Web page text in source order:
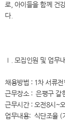
로, 아이들을 함께 건
다.
Ⅰ. 모집인원 및 업무
채용방법 : 1차 서류
근무장소 : 은평구 갈
근무시간 : 오전8시~
업무내용: 식단조율 (